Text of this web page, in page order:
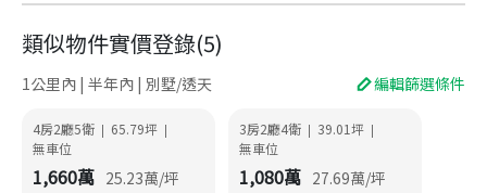
類似物件實價登錄(5)
1公里內 | 半年內 | 別墅/透天 編輯篩選條件
4房2廳5衛 | 65.79坪 |
無車位
1,660萬 25.23萬/坪
3房2廳4衛 | 39.01坪 |
無車位
1,080萬 27.69萬/坪